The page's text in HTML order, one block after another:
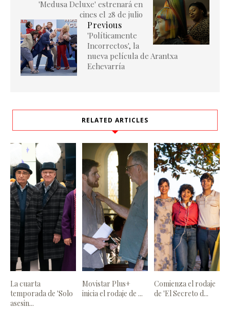
'Medusa Deluxe' estrenará en
cines el 28 de julio
Previous
'Políticamente
Incorrectos', la
nueva película de Arantxa
Echevarría
RELATED ARTICLES
La cuarta
temporada de 'Solo
asesin...
Movistar Plus+
inicia el rodaje de ...
Comienza el rodaje
de 'El Secreto d...